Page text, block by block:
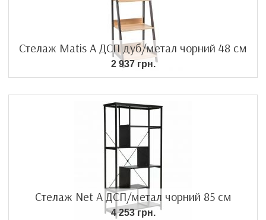
Стелаж Matis A ДСП дуб/метал чорний 48 см
2 937 грн.
Стелаж Net A ДСП/метал чорний 85 см
4 253 грн.